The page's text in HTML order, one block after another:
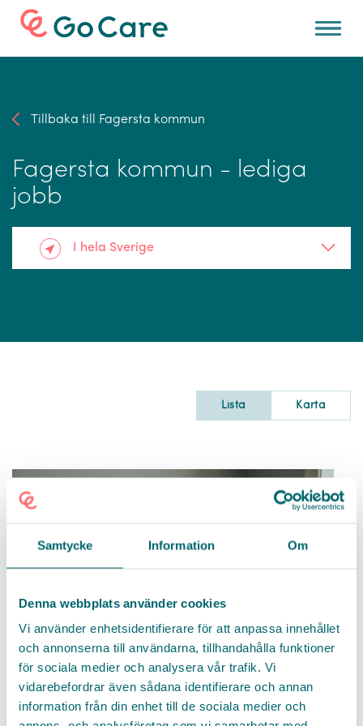
Samtycke Information Om
Denna webbplats använder cookies
Vi använder enhetsidentifierare för att anpassa innehållet
och annonserna till användarna, tillhandahålla funktioner
för sociala medier och analysera vår trafik. Vi
vidarebefordrar även sådana identifierare och annan
information från din enhet till de sociala medier och
För arbetsgivare
Tillbaka till Fagersta kommun
Fagersta kommun - lediga
jobb
I hela Sverige
Lista Karta
Fagersta, Sjuksköterska, HSL-team
Sjuksköterska till Hälso- och